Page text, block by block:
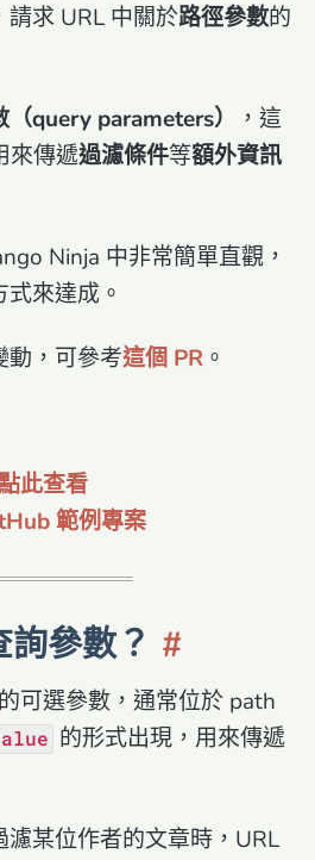
求 URL 中關於路徑參數的
query parameters）
，這
來傳遞過濾條件等額外資訊
Ninja 中非常簡單直觀，
來達成。
動，可參考這個 PR 。
此查看
範例專案
參數？
可選參數，通常位於 path
的形式出現，用來傳遞
某位作者的文章時，URL